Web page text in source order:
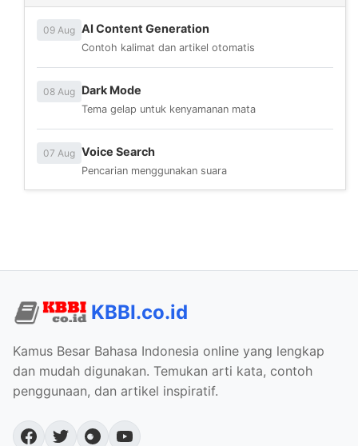
09 Aug AI Content Generation
Contoh kalimat dan artikel otomatis
08 Aug Dark Mode
Tema gelap untuk kenyamanan mata
07 Aug Voice Search
Pencarian menggunakan suara
KBBI.co.id
Kamus Besar Bahasa Indonesia online yang lengkap
dan mudah digunakan. Temukan arti kata, contoh
penggunaan, dan artikel inspiratif.